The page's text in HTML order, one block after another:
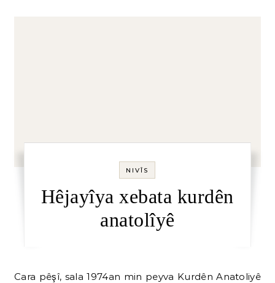
NIVÎS
Hêjayîya xebata kurdên
anatolîyê
Cara pêşî, sala 1974an min peyva Kurdên Anatoliyê